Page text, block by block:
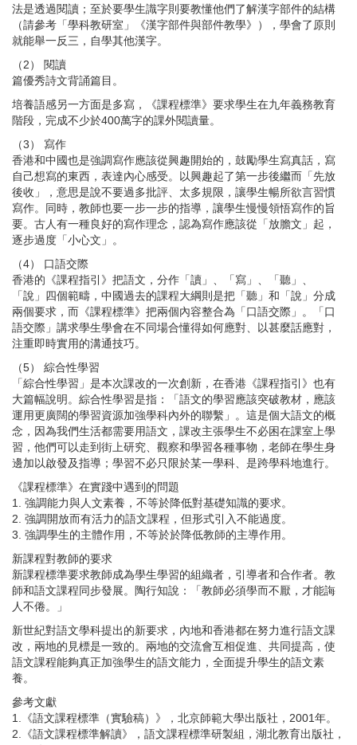
法是透過閱讀；至於要學生識字則要教懂他們了解漢字部件的結構
（請參考「學科教研室」《漢字部件與部件教學》），學會了原則
就能舉一反三，自學其他漢字。
（2） 閱讀
篇優秀詩文背誦篇目。
培養語感另一方面是多寫，《課程標準》要求學生在九年義務教育
階段，完成不少於400萬字的課外閱讀量。
（3） 寫作
香港和中國也是強調寫作應該從興趣開始的，鼓勵學生寫真話，寫
自己想寫的東西，表達內心感受。以興趣起了第一步後繼而「先放
後收」，意思是說不要過多批評、太多規限，讓學生暢所欲言習慣
寫作。同時，教師也要一步一步的指導，讓學生慢慢領悟寫作的旨
要。古人有一種良好的寫作理念，認為寫作應該從「放膽文」起，
逐步過度「小心文」。
（4） 口語交際
香港的《課程指引》把語文，分作「讀」、「寫」、「聽」、
「說」四個範疇，中國過去的課程大綱則是把「聽」和「說」分成
兩個要求，而《課程標準》把兩個內容整合為「口語交際」。「口
語交際」講求學生學會在不同場合懂得如何應對、以甚麼話應對，
注重即時實用的溝通技巧。
（5） 綜合性學習
「綜合性學習」是本次課改的一次創新，在香港《課程指引》也有
大篇幅說明。綜合性學習是指：「語文的學習應該突破教材，應該
運用更廣闊的學習資源加強學科內外的聯繫」。這是個大語文的概
念，因為我們生活都需要用語文，課改主張學生不必困在課室上學
習，他們可以走到街上研究、觀察和學習各種事物，老師在學生身
邊加以啟發及指導；學習不必只限於某一學科、是跨學科地進行。
《課程標準》在實踐中遇到的問題
1. 強調能力與人文素養，不等於降低對基礎知識的要求。
2. 強調開放而有活力的語文課程，但形式引入不能過度。
3. 強調學生的主體作用，不等於於降低教師的主導作用。
新課程對教師的要求
新課程標準要求教師成為學生學習的組織者，引導者和合作者。教
師和語文課程同步發展。陶行知說：「教師必須學而不厭，才能誨
人不倦。」
新世紀對語文學科提出的新要求，內地和香港都在努力進行語文課
改，兩地的見標是一致的。兩地的交流會互相促進、共同提高，使
語文課程能夠真正加強學生的語文能力，全面提升學生的語文素
養。
參考文獻
1.
《語文課程標準（實驗稿）》，北京師範大學出版社， 2001年。
2.
《語文課程標準解讀》，語文課程標準研製組，湖北教育出版社，